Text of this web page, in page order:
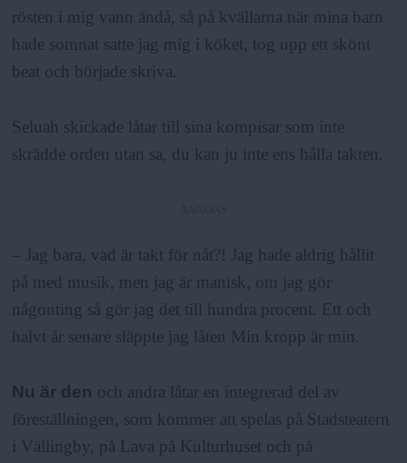
rösten i mig vann ändå, så på kvällarna när mina barn
hade somnat satte jag mig i köket, tog upp ett skönt
beat och började skriva.
Seluah skickade låtar till sina kompisar som inte
skrädde orden utan sa, du kan ju inte ens hålla takten.
– Jag bara, vad är takt för nåt?! Jag hade aldrig hållit
på med musik, men jag är manisk, om jag gör
någonting så gör jag det till hundra procent. Ett och
halvt år senare släppte jag låten Min kropp är min.
Nu är den och andra låtar en integrerad del av
föreställningen, som kommer att spelas på Stadsteatern
i Vällingby, på Lava på Kulturhuset och på